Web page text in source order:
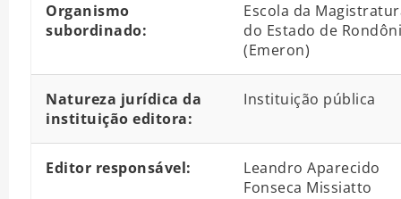
Organismo
subordinado:
Escola da
do Estado de
(Emeron)
Natureza jurídica da
instituição editora:
Instituição pública
Editor responsável:
Leandro Aparecido
Fonseca Missiatto